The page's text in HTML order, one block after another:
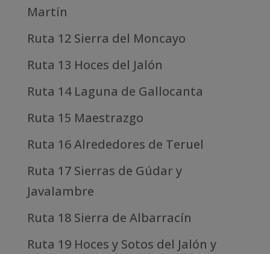
Martín
Ruta 12 Sierra del Moncayo
Ruta 13 Hoces del Jalón
Ruta 14 Laguna de Gallocanta
Ruta 15 Maestrazgo
Ruta 16 Alrededores de Teruel
Ruta 17 Sierras de Gúdar y
Javalambre
Ruta 18 Sierra de Albarracín
Ruta 19 Hoces y Sotos del Jalón y